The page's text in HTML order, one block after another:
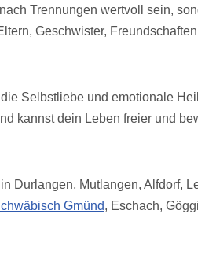
Trennungen wertvoll sein,
Geschwister,
Selbstliebe und emotionale
kannst dein Leben freier und
Durlangen, Mutlangen, Alfdorf,
Gmünd, Eschach,